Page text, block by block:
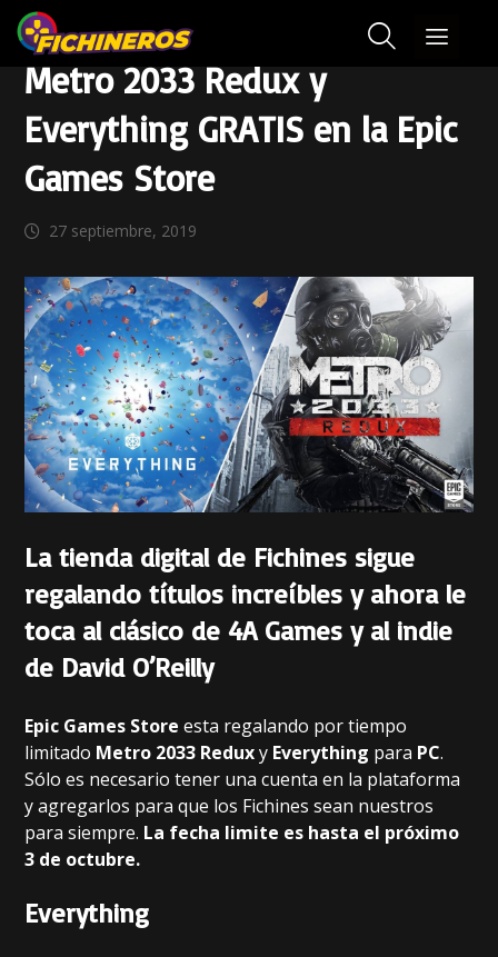
Metro 2033 Redux y
Everything GRATIS en la Epic
Games Store
27 septiembre, 2019
La tienda digital de Fichines sigue
regalando títulos increíbles y ahora le
toca al clásico de 4A Games y al indie
de David O’Reilly
Epic Games Store esta regalando por tiempo
limitado Metro 2033 Reduxy Everything para PC.
Sólo es necesario tener una cuenta en la plataforma
y agregarlos para que los Fichines sean nuestros
para siempre. La fecha limite es hasta el próximo
3 de octubre.
Everything